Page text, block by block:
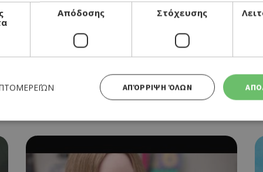
BABYLON
02/02/2023 - 08/02/2023
Απόδοσης Στόχευσης
ΑΠΌΡΡΙΨΗ ΌΛΩΝ
Απολύτως απαραίτητα Λειτουργικότητας
cookies επιτρέπουν βασικές λειτουργίες του ιστότοπου, όπως τη σύνδεση χρήστη και τη